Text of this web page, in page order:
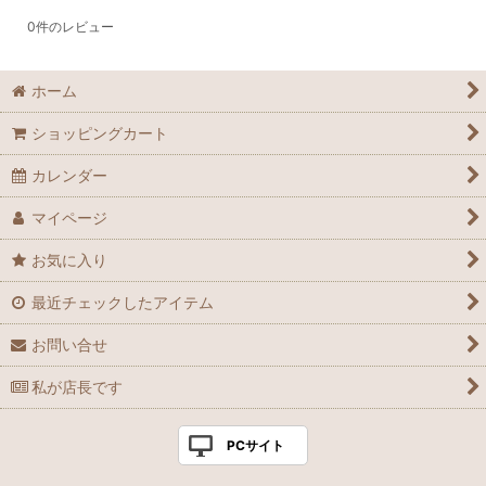
0件のレビュー
ホーム
ショッピングカート
カレンダー
マイページ
お気に入り
最近チェックしたアイテム
お問い合せ
私が店長です
PCサイト